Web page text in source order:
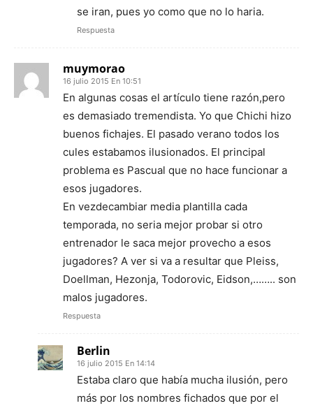
se iran, pues yo como que no lo haria.
Respuesta
muymorao
16 julio 2015 En 10:51
En algunas cosas el artículo tiene razón,pero
es demasiado tremendista. Yo que Chichi hizo
buenos fichajes. El pasado verano todos los
cules estabamos ilusionados. El principal
problema es Pascual que no hace funcionar a
esos jugadores.
En vezdecambiar media plantilla cada
temporada, no seria mejor probar si otro
entrenador le saca mejor provecho a esos
jugadores? A ver si va a resultar que Pleiss,
Doellman, Hezonja, Todorovic, Eidson,…….. son
malos jugadores.
Respuesta
Berlin
16 julio 2015 En 14:14
Estaba claro que había mucha ilusión, pero
más por los nombres fichados que por el